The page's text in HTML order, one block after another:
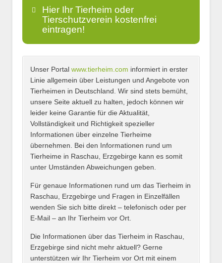
Hier Ihr Tierheim oder
Tierschutzverein kostenfrei
eintragen!
Name*
E-Mail*
Name des Tierheims*
Unser Portal www.tierheim.com informiert in erster
Linie allgemein über Leistungen und Angebote von
Tierheimen in Deutschland. Wir sind stets bemüht,
unsere Seite aktuell zu halten, jedoch können wir
leider keine Garantie für die Aktualität,
Vollständigkeit und Richtigkeit spezieller
Informationen über einzelne Tierheime
übernehmen. Bei den Informationen rund um
Tierheime in Raschau, Erzgebirge kann es somit
unter Umständen Abweichungen geben.
Für genaue Informationen rund um das Tierheim in
Raschau, Erzgebirge und Fragen in Einzelfällen
wenden Sie sich bitte direkt – telefonisch oder per
E-Mail – an Ihr Tierheim vor Ort.
Die Informationen über das Tierheim in Raschau,
Erzgebirge sind nicht mehr aktuell? Gerne
unterstützen wir Ihr Tierheim vor Ort mit einem